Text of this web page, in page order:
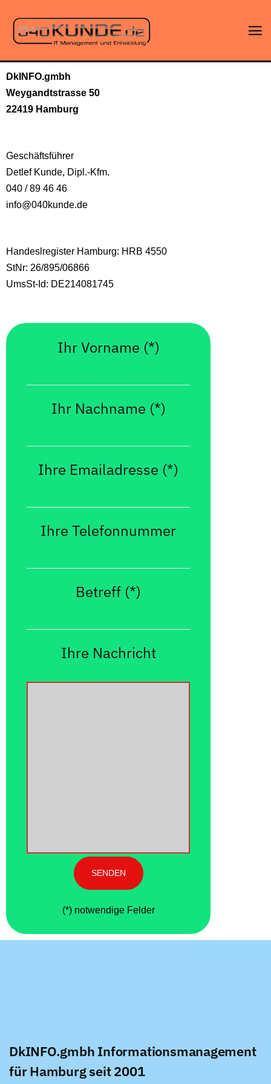
DkINFO.gmbh
Weygandtstrasse 50
22419 Hamburg
Geschäftsführer
Detlef Kunde, Dipl.-Kfm.
040 / 89 46 46
info@040kunde.de
Handeslregister Hamburg: HRB 4550
StNr: 26/895/06866
UmsSt-Id: DE214081745
Ihr Vorname (*)
Ihr Nachname (*)
Ihre Emailadresse (*)
Ihre Telefonnummer
Betreff (*)
Ihre Nachricht
(*) notwendige Felder
DkINFO.gmbh Informationsmanagement
für Hamburg seit 2001